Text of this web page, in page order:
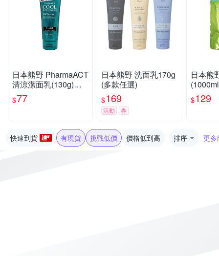
日本熊野 PharmaACT
清涼潔面乳(130g)
【小三美日】
$77
日本熊野 洗面乳170g
(多款任選)
$169
活動 券
日本熊
三美
$129
快速到貨 有現貨 挑戰低價 價格低到高 排序 更多